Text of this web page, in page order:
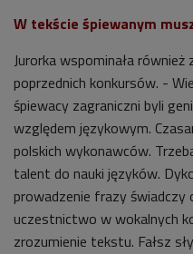
W tekście śpiewanym
Jurorka wspominała
poprzednich konkursów. -
śpiewacy zagraniczni byli
względem językowym.
polskich wykonawców.
talent do nauki języków.
prowadzenie frazy
uczestnictwo w wokalnych
zrozumienie tekstu. Fałsz